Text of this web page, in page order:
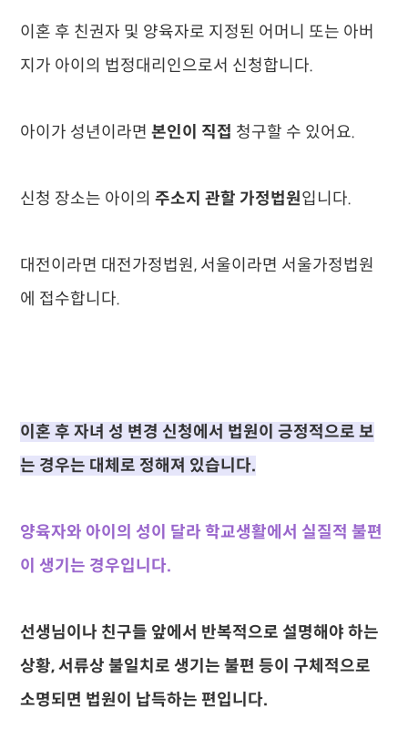
이혼 후 친권자 및 양육자로 지정된 어머니 또는 아버
지가 아이의 법정대리인으로서 신청합니다.
아이가 성년이라면본인이 직접 청구할 수 있어요.
신청 장소는 아이의주소지 관할 가정법원입니다.
대전이라면 대전가정법원, 서울이라면 서울가정법원
에 접수합니다.
이혼 후 자녀 성 변경 신청에서 법원이 긍정적으로 보
는 경우는 대체로 정해져 있습니다.
양육자와 아이의 성이 달라 학교생활에서 실질적 불편
이 생기는 경우입니다.
선생님이나 친구들 앞에서 반복적으로 설명해야 하는
상황, 서류상 불일치로 생기는 불편 등이 구체적으로
소명되면 법원이 납득하는 편입니다.